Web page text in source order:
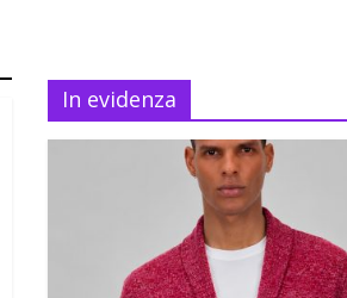
In evidenza